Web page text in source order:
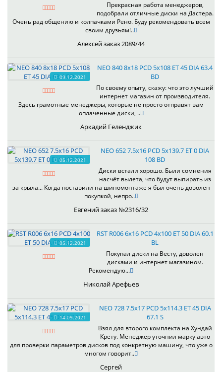
Прекрасная работа менеджеров,
подобрали отличные диски на Дастера.
Очень рад общению и колпачками Рено. Буду рекомендовать всем
своим друзьям!..
Алексей заказ 2089/44
09.12.2021
NEO 840 8x18 PCD 5x108 ET 45 DIA 63.4
BD
По своему опыту, скажу: что это лучший
интернет магазин от производителя.
Здесь грамотные менеджеры, которые не просто отправят вам
оплаченные диски, ..
Аркадий Геленджик
05.12.2021
NEO 652 7.5x16 PCD 5x139.7 ET 0 DIA
108 BD
Диски встали хорошо. Были сомнения
насчёт вылета, что будут выпирать из
за крыла... Когда поставили на шиномонтаже я был очень доволен
покупкой, непро..
Евгений заказ №2316/32
05.12.2021
RST R006 6x16 PCD 4x100 ET 50 DIA 60.1
BL
Покупал диски на Весту, доволен
дисками и интернет магазином.
Рекомендую...
Николай Арефьев
14.09.2021
NEO 728 7.5x17 PCD 5x114.3 ET 45 DIA
67.1 S
Взял для второго комплекта на Хундай
Крету. Менеджер уточнил марку авто
для проверки параметров дисков под конкретную машину, что уже о
многом говорит..
Сергей